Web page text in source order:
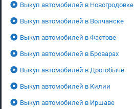
Выкуп автомобилей в Новогродовке
Выкуп автомобилей в Волчанске
Выкуп автомобилей в Фастове
Выкуп автомобилей в Броварах
Выкуп автомобилей в Дрогобыче
Выкуп автомобилей в Килии
Выкуп автомобилей в Иршаве